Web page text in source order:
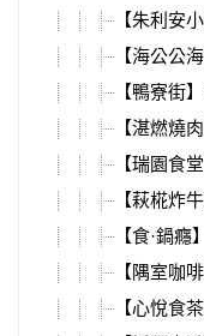
【朱利安
【海公公
【鴨寮街
【湛燃燒
【瑞園食
【萩椛炸
【食·鍋
【隅室咖
【心悅食